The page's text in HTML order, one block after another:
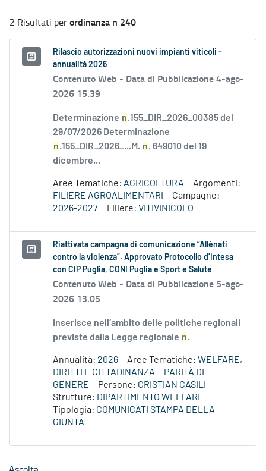
2 Risultati perordinanza n 240
Rilascio autorizzazioni nuovi impianti viticoli -
annualità 2026
Contenuto Web - Data di Pubblicazione 4-ago-
2026 15.39
Determinazione n.155_DIR_2026_00385 del
29/07/2026 Determinazione
n.155_DIR_2026_...M. n. 649010 del 19
dicembre...
Aree Tematiche: AGRICOLTURA
Argomenti:
FILIERE AGROALIMENTARI
Campagne:
2026-2027
Filiere: VITIVINICOLO
Riattivata campagna di comunicazione “Allénati
contro la violenza”. Approvato Protocollo d’Intesa
con CIP Puglia, CONI Puglia e Sport e Salute
Contenuto Web - Data di Pubblicazione 5-ago-
2026 13.05
inserisce nell’ambito delle politiche regionali
previste dalla Legge regionale n.
Annualità: 2026 Aree Tematiche: WELFARE,
DIRITTI E CITTADINANZA
PARITÀ DI
GENERE
Persone: CRISTIAN CASILI
Strutture: DIPARTIMENTO WELFARE
Tipologia: COMUNICATI STAMPA DELLA
GIUNTA